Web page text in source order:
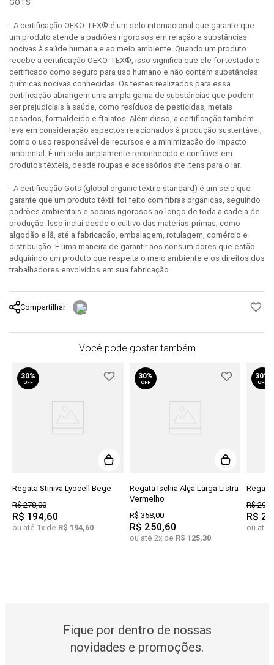
- A certificação OEKO-TEX® é um selo internacional que garante que
um produto atende a padrões rigorosos em relação a substâncias
nocivas à saúde humana e ao meio ambiente. Quando um produto
recebe a certificação OEKO-TEX®, isso significa que ele foi testado e
certificado como seguro para uso humano e não contém substâncias
químicas nocivas conhecidas. Os testes realizados para essa
certificação abrangem uma ampla gama de substâncias que podem
ser prejudiciais à saúde, como resíduos de pesticidas, metais
pesados, formaldeído e ftalatos. Além disso, a certificação também
leva em consideração aspectos relacionados à produção sustentável,
como o uso responsável de recursos e a minimização do impacto
ambiental. É um selo amplamente reconhecido e confiável em
produtos têxteis, desde roupas e acessórios até itens para o lar.
- A certificação Gots (global organic textile standard) é um selo que
garante que um produto têxtil foi feito com fibras orgânicas, seguindo
padrões ambientais e sociais rigorosos ao longo de toda a cadeia de
produção. Isso inclui desde o cultivo das matérias-primas, como
algodão e lã, até a fabricação, embalagem, rotulagem, comércio e
distribuição. É uma maneira de garantir aos consumidores que estão
adquirindo um produto que respeita o meio ambiente e os direitos dos
trabalhadores envolvidos em sua fabricação.
Compartilhar
Você pode gostar também
30%
OFF
Regata Stiniva Lyocell Bege
R$278,00
R$ 194,60
ou até 1x de R$ 194,60
30%
OFF
Regata Ischia Alça Larga Listra
Vermelho
R$358,00
R$ 250,60
ou até 2x de R$ 125,30
30%
OFF
Regata
R$298
R$
ou até
Fique por dentro de nossas
novidades e promoções.